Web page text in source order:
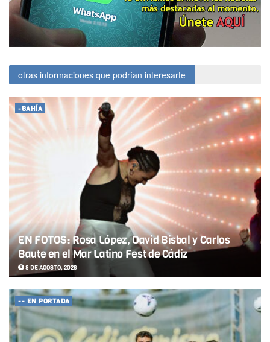
otras informaciones que podrían interesarte
-BAHÍA
EN FOTOS: Rosa López, David Bisbal y Carlos
Baute en el Mar Latino Fest de Cádiz
8 DE AGOSTO, 2026
-- EN PORTADA